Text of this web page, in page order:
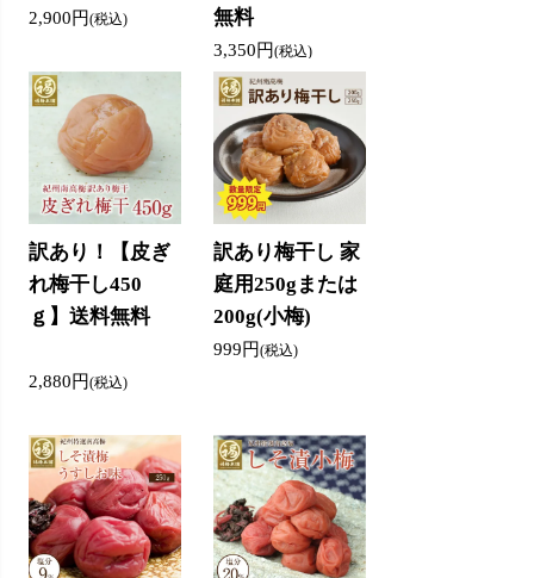
2,900円(税込)
無料
3,350円(税込)
訳あり！【皮ぎ
れ梅干し450
ｇ】送料無料
2,880円(税込)
訳あり梅干し 家
庭用250gまたは
200g(小梅)
999円(税込)